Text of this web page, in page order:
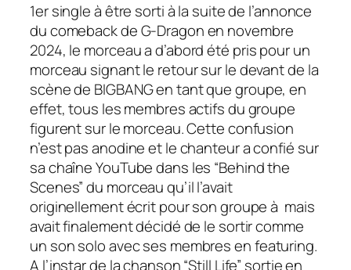
1er single à être sorti à la suite de l’annonce
du comeback de G-Dragon en novembre
2024, le morceau a d’abord été pris pour un
morceau signant le retour sur le devant de la
scène de BIGBANG en tant que groupe, en
effet, tous les membres actifs du groupe
figurent sur le morceau. Cette confusion
n’est pas anodine et le chanteur a confié sur
sa chaîne YouTube dans les “Behind the
Scenes” du morceau qu’il l’avait
originellement écrit pour son groupe à mais
avait finalement décidé de le sortir comme
un son solo avec ses membres enfeaturing.
A l’instar de la chanson “Still Life” sortie en